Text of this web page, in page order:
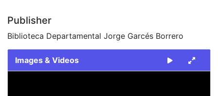
Publisher
Biblioteca Departamental Jorge Garcés Borrero
Images & Videos